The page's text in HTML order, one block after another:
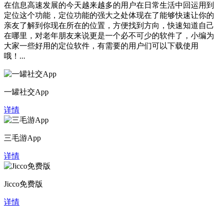
在信息高速发展的今天越来越多的用户在日常生活中回运用到
定位这个功能，定位功能的强大之处体现在了能够快速让你的
亲友了解到你现在所在的位置，方便找到方向，快速知道自己
在哪里，对老年朋友来说更是一个必不可少的软件了，小编为
大家一些好用的定位软件，有需要的用户们可以下载使用
哦！...
一罐社交App
详情
三毛游App
详情
Jicco免费版
详情